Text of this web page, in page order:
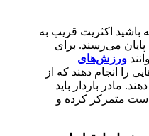
اکثریت قریب به
پایان می‌رسند. برای
ورزش‌های
را انجام دهند که از
مادر باردار باید
است متمرکز کرده و